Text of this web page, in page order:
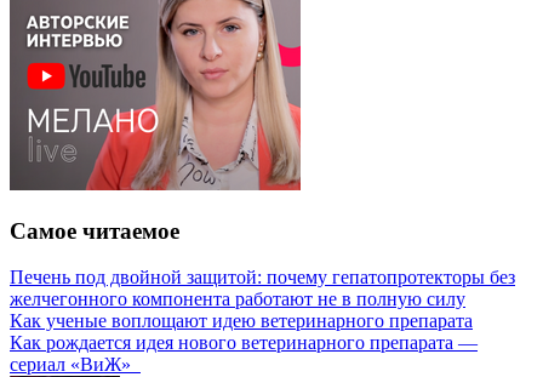
Самое читаемое
Печень под двойной защитой: почему гепатопротекторы без
желчегонного компонента работают не в полную силу
Как ученые воплощают идею ветеринарного препарата
Как рождается идея нового ветеринарного препарата —
сериал «ВиЖ»